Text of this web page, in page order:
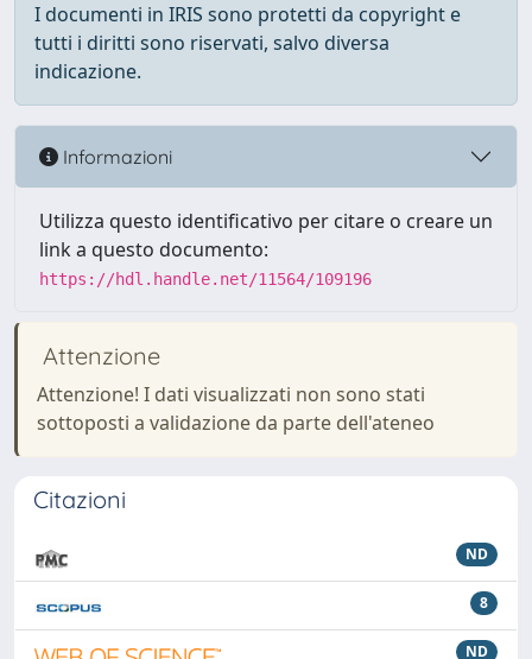
I documenti in IRIS sono protetti da copyright e
tutti i diritti sono riservati, salvo diversa
indicazione.
Informazioni
Utilizza questo identificativo per citare o creare un
link a questo documento:
https://hdl.handle.net/11564/109196
Attenzione
Attenzione! I dati visualizzati non sono stati
sottoposti a validazione da parte dell'ateneo
Citazioni
ND
8
ND